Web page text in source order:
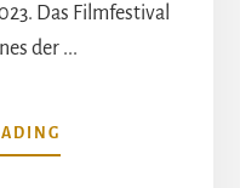
Das Filmfestival
der ...
VON